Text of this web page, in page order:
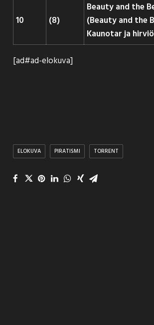
10 (8)
Beauty and the
(Beauty and the
Kaunotar ja
[ad#ad-elokuva]
ELOKUVA PIRATISMI TORRENT